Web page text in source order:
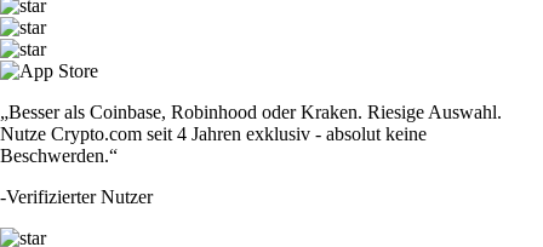
„Besser als Coinbase, Robinhood oder Kraken. Riesige Auswahl.
Nutze Crypto.com seit 4 Jahren exklusiv - absolut keine
Beschwerden.“
-Verifizierter Nutzer